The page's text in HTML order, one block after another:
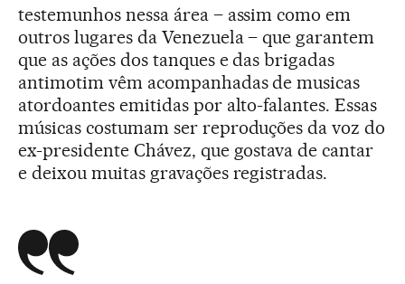
testemunhos nessa área – assim como em
outros lugares da Venezuela – que garantem
que as ações dos tanques e das brigadas
antimotim vêm acompanhadas de musicas
atordoantes emitidas por alto-falantes. Essas
músicas costumam ser reproduções da voz do
ex-presidente Chávez, que gostava de cantar
e deixou muitas gravações registradas.